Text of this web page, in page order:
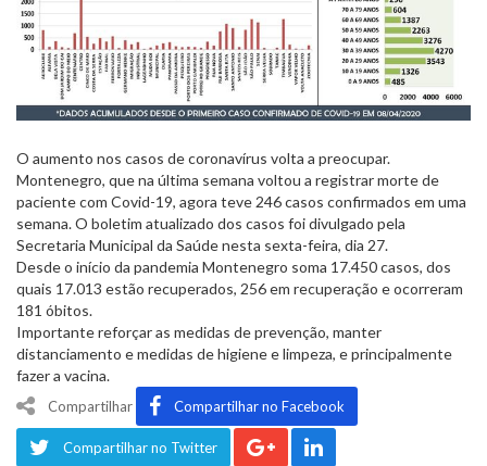
O aumento nos casos de coronavírus volta a preocupar.
Montenegro, que na última semana voltou a registrar morte de
paciente com Covid-19, agora teve 246 casos confirmados em uma
semana. O boletim atualizado dos casos foi divulgado pela
Secretaria Municipal da Saúde nesta sexta-feira, dia 27.
Desde o início da pandemia Montenegro soma 17.450 casos, dos
quais 17.013 estão recuperados, 256 em recuperação e ocorreram
181 óbitos.
Importante reforçar as medidas de prevenção, manter
distanciamento e medidas de higiene e limpeza, e principalmente
fazer a vacina.
Compartilhar Compartilhar no Facebook
Compartilhar no Twitter